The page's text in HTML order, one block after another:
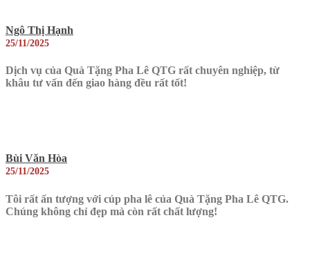
Ngô Thị Hạnh
25/11/2025
Dịch vụ của Quà Tặng Pha Lê QTG rất chuyên nghiệp, từ
khâu tư vấn đến giao hàng đều rất tốt!
Bùi Văn Hòa
25/11/2025
Tôi rất ấn tượng với cúp pha lê của Quà Tặng Pha Lê QTG.
Chúng không chỉ đẹp mà còn rất chất lượng!